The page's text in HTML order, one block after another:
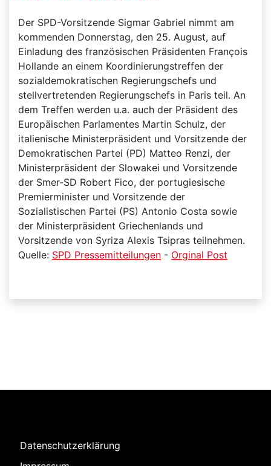
Der SPD-Vorsitzende Sigmar Gabriel nimmt am
kommenden Donnerstag, den 25. August, auf
Einladung des französischen Präsidenten François
Hollande an einem Koordinierungstreffen der
sozialdemokratischen Regierungschefs und
stellvertretenden Regierungschefs in Paris teil. An
dem Treffen werden u.a. auch der Präsident des
Europäischen Parlamentes Martin Schulz, der
italienische Ministerpräsident und Vorsitzende der
Demokratischen Partei (PD) Matteo Renzi, der
Ministerpräsident der Slowakei und Vorsitzende
der Smer-SD Robert Fico, der portugiesische
Premierminister und Vorsitzende der
Sozialistischen Partei (PS) Antonio Costa sowie
der Ministerpräsident Griechenlands und
Vorsitzende von Syriza Alexis Tsipras teilnehmen.
Quelle: SPD Pressemitteilungen - Orginal Post
Datenschutzerklärung